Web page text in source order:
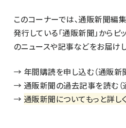
このコーナーでは、通販新聞編
発行している「通販新聞」からピ
のニュースや記事などをお届けし
→ 年間購読を申し込む（通販新
→ 通販新聞の過去記事を読む（
→ 通販新聞についてもっと詳し